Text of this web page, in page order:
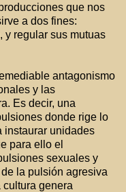
que nos
a dos fines:
y regular sus mutuas
antagonismo
y las
Es decir, una
donde rige lo
instaurar unidades
para ello el
sexuales y
la pulsión agresiva
genera